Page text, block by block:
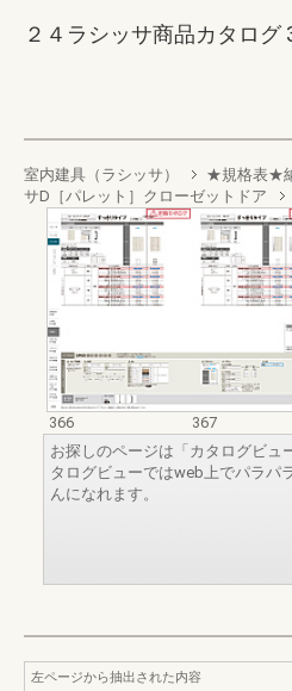
２４ラシッサ商品カタログ
室内建具（ラシッサ） ★規格表★
サD［パレット］クローゼットドア
366
367
お探しのページは「カタログビュ
タログビューではweb上でパラパ
んになれます。
左ページから抽出された内容